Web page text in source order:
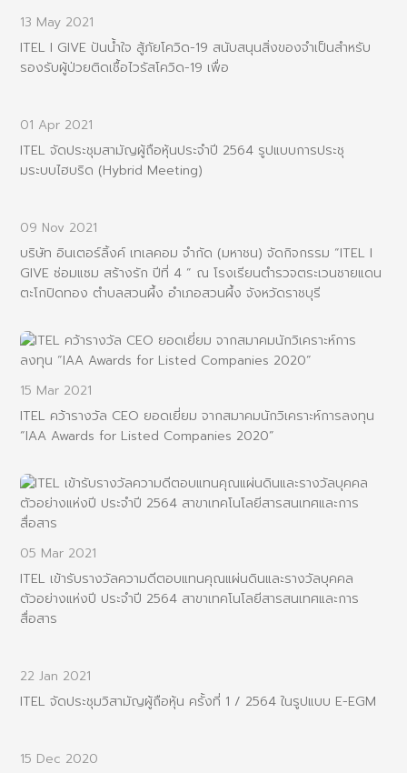
13 May 2021
ITEL I GIVE ปันน้ำใจ สู้ภัยโควิด-19 สนับสนุนสิ่งของจำเป็นสำหรับ
รองรับผู้ป่วยติดเชื้อไวรัสโควิด-19 เพื่อ
01 Apr 2021
ITEL จัดประชุมสามัญผู้ถือหุ้นประจำปี 2564 รูปแบบการประชุ
มระบบไฮบริด (Hybrid Meeting)
09 Nov 2021
บริษัท อินเตอร์ลิ้งค์ เทเลคอม จำกัด (มหาชน) จัดกิจกรรม “ITEL I
GIVE ซ่อมแซม สร้างรัก ปีที่ 4 ” ณ โรงเรียนตำรวจตระเวนชายแดน
ตะโกปิดทอง ตำบลสวนผึ้ง อำเภอสวนผึ้ง จังหวัดราชบุรี
15 Mar 2021
ITEL คว้ารางวัล CEO ยอดเยี่ยม จากสมาคมนักวิเคราะห์การลงทุน
“IAA Awards for Listed Companies 2020”
05 Mar 2021
ITEL เข้ารับรางวัลความดีตอบแทนคุณแผ่นดินและรางวัลบุคคล
ตัวอย่างแห่งปี ประจำปี 2564 สาขาเทคโนโลยีสารสนเทศและการ
สื่อสาร
22 Jan 2021
ITEL จัดประชุมวิสามัญผู้ถือหุ้น ครั้งที่ 1 / 2564 ในรูปแบบ E-EGM
15 Dec 2020